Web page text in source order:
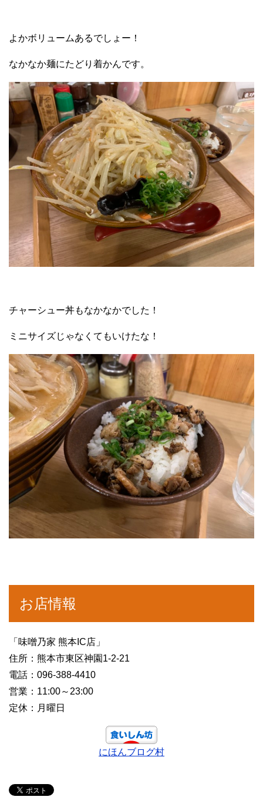
よかボリュームあるでしょー！
なかなか麺にたどり着かんです。
チャーシュー丼もなかなかでした！
ミニサイズじゃなくてもいけたな！
お店情報
「味噌乃家 熊本IC店」
住所：熊本市東区神園1-2-21
電話：096-388-4410
営業：11:00～23:00
定休：月曜日
にほんブログ村